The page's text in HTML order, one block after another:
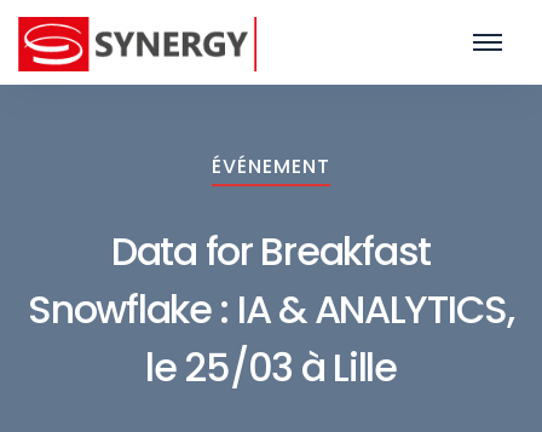
ÉVÉNEMENT
Data for Breakfast
Snowflake : IA & ANALYTICS,
le 25/03 à Lille